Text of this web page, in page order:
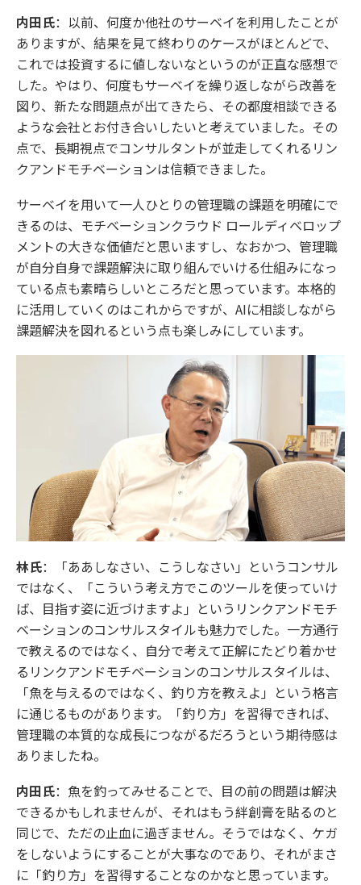
内田氏：以前、何度か他社のサーベイを利用したことが
ありますが、結果を見て終わりのケースがほとんどで、
これでは投資するに値しないなというのが正直な感想で
した。やはり、何度もサーベイを繰り返しながら改善を
図り、新たな問題点が出てきたら、その都度相談できる
ような会社とお付き合いしたいと考えていました。その
点で、長期視点でコンサルタントが並走してくれるリン
クアンドモチベーションは信頼できました。
サーベイを用いて一人ひとりの管理職の課題を明確にで
きるのは、モチベーションクラウド ロールディベロップ
メントの大きな価値だと思いますし、なおかつ、管理職
が自分自身で課題解決に取り組んでいける仕組みになっ
ている点も素晴らしいところだと思っています。本格的
に活用していくのはこれからですが、AIに相談しながら
課題解決を図れるという点も楽しみにしています。
林氏：「ああしなさい、こうしなさい」というコンサル
ではなく、「こういう考え方でこのツールを使っていけ
ば、目指す姿に近づけますよ」というリンクアンドモチ
ベーションのコンサルスタイルも魅力でした。一方通行
で教えるのではなく、自分で考えて正解にたどり着かせ
るリンクアンドモチベーションのコンサルスタイルは、
「魚を与えるのではなく、釣り方を教えよ」という格言
に通じるものがあります。「釣り方」を習得できれば、
管理職の本質的な成長につながるだろうという期待感は
ありましたね。
内田氏：魚を釣ってみせることで、目の前の問題は解決
できるかもしれませんが、それはもう絆創膏を貼るのと
同じで、ただの止血に過ぎません。そうではなく、ケガ
をしないようにすることが大事なのであり、それがまさ
に「釣り方」を習得することなのかなと思っています。